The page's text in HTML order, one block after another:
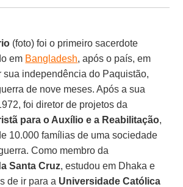
(foto) foi o primeiro sacerdote
em Bangladesh, após o país, em
sua independência do Paquistão,
de nove meses. Após a sua
foi diretor de projetos da
para o Auxílio e a Reabilitação,
10.000 famílias de uma sociedade
Como membro da
Santa Cruz, estudou em Dhaka e
de ir para a Universidade Católica